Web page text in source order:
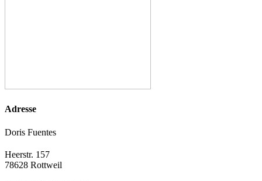
Adresse
Doris Fuentes
Heerstr. 157
78628 Rottweil